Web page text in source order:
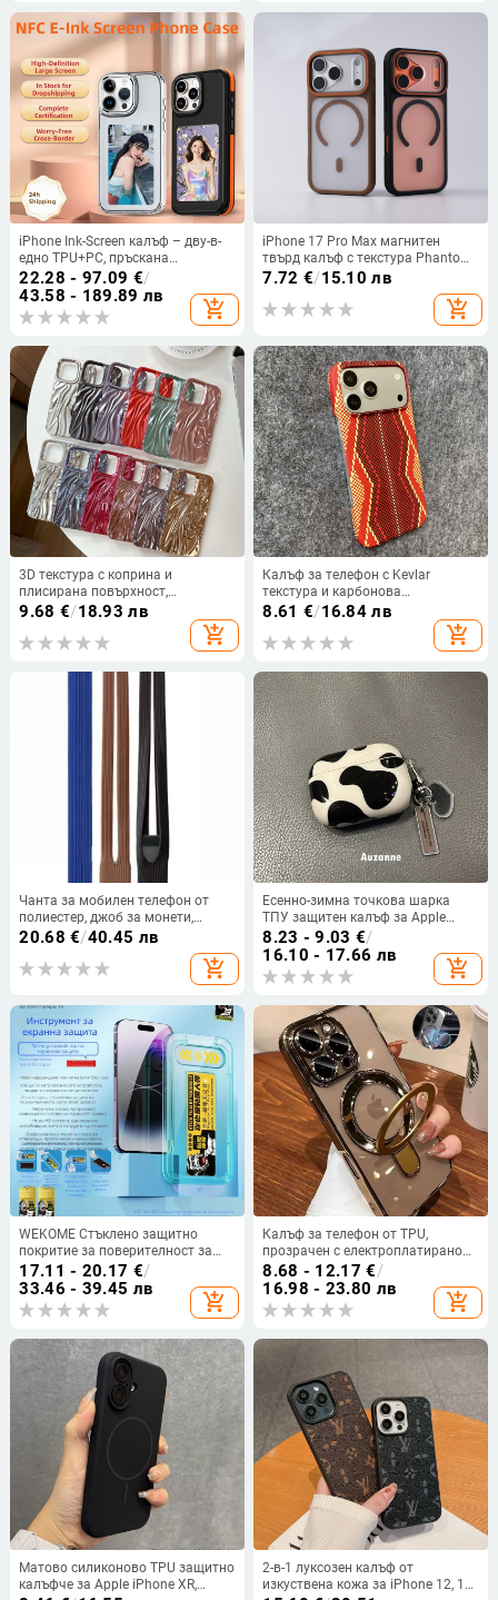
iPhone Ink-Screen калъф – дву-в-
едно TPU+PC, пръскана
изработка, устойчив на
изпускане и отпечатъци,
персонализируем за серия
iPhone 13/14
22.28 - 97.09 €/
43.58 - 189.89 лв
add_shopping_cart
iPhone 17 Pro Max магнитен
твърд калъф с текстура Phantom
Skin, удароустойчив,
цветове
7.72 €/15.10 лв
add_shopping_cart
3D текстура с коприна и
плисирана повърхност,
едноцветен електроплакиран
удароустойчив
9.68 €/18.93 лв
add_shopping_cart
Калъф за телефон с Kevlar
текстура и карбонова
повърхност, матово покритие —
PC материал, удароустойчив,
антипръстови отпечатъци,
съвместим с iPhone 11–17 серия
8.61 €/16.84 лв
add_shopping_cart
Чанта за мобилен телефон от
полиестер, джоб за монети,
вертикална квадратна форма,
20.68 €/40.45 лв
add_shopping_cart
Есенно-зимна точкова шарка
ТПУ защитен калъф за Apple
AirPods Pro 3-та генерация
Bluetooth 4
8.23 - 9.03 €/
16.10 - 17.66 лв
add_shopping_cart
WEKOME Стъклено защитно
покритие за поверителност за
iPhone 11–14 серия – цял екран,
антишпионска защита,
прахоустойчива
17.11 - 20.17 €/
33.46 - 39.45 лв
add_shopping_cart
Калъф за телефон от TPU,
прозрачен с електроплатирано
покритие, магнитно задържане и
държач за филм на камерата;
съвместим с множество iPhone
модели; удароустойчив.
8.68 - 12.17 €/
16.98 - 23.80 лв
add_shopping_cart
Матово силиконово TPU защитно
калъфче за Apple iPhone XR,
2-в-1 луксозен калъф от
изкуствена кожа за iPhone 12, 12